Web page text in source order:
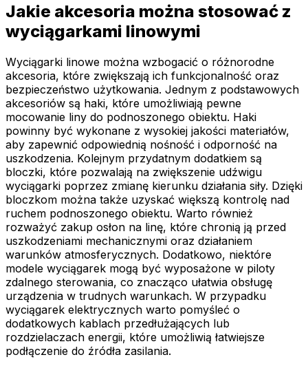
Jakie akcesoria można stosować z
wyciągarkami linowymi
Wyciągarki linowe można wzbogacić o różnorodne
akcesoria, które zwiększają ich funkcjonalność oraz
bezpieczeństwo użytkowania. Jednym z podstawowych
akcesoriów są haki, które umożliwiają pewne
mocowanie liny do podnoszonego obiektu. Haki
powinny być wykonane z wysokiej jakości materiałów,
aby zapewnić odpowiednią nośność i odporność na
uszkodzenia. Kolejnym przydatnym dodatkiem są
bloczki, które pozwalają na zwiększenie udźwigu
wyciągarki poprzez zmianę kierunku działania siły. Dzięki
bloczkom można także uzyskać większą kontrolę nad
ruchem podnoszonego obiektu. Warto również
rozważyć zakup osłon na linę, które chronią ją przed
uszkodzeniami mechanicznymi oraz działaniem
warunków atmosferycznych. Dodatkowo, niektóre
modele wyciągarek mogą być wyposażone w piloty
zdalnego sterowania, co znacząco ułatwia obsługę
urządzenia w trudnych warunkach. W przypadku
wyciągarek elektrycznych warto pomyśleć o
dodatkowych kablach przedłużających lub
rozdzielaczach energii, które umożliwią łatwiejsze
podłączenie do źródła zasilania.